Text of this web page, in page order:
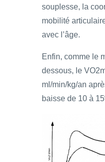
souplesse, la
mobilité
avec l’âge.
Enfin, comme le
dessous, le
ml/min/kg/an
baisse de 10 à